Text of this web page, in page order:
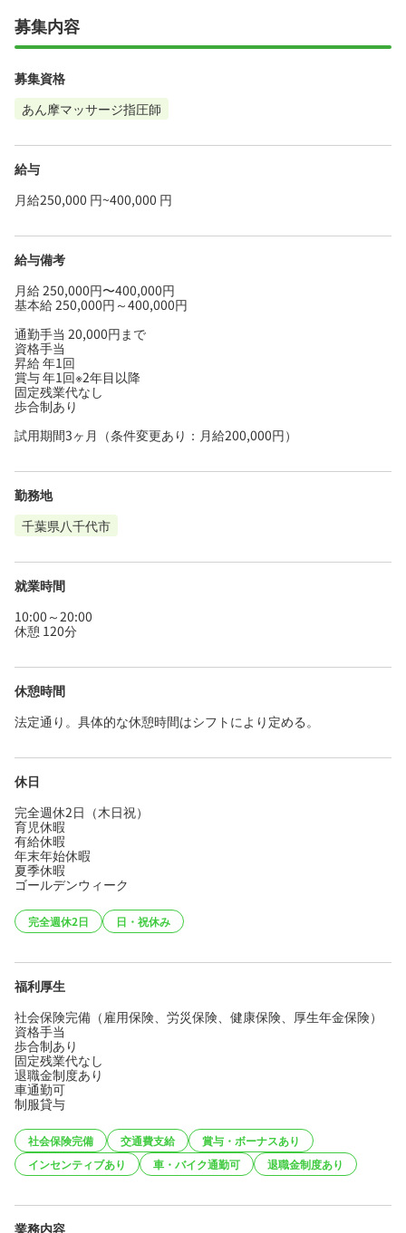
募集内容
募集資格
あん摩マッサージ指圧師
給与
月給250,000 円~400,000 円
給与備考
月給 250,000円〜400,000円
基本給 250,000円～400,000円
通勤手当 20,000円まで
資格手当
昇給 年1回
賞与 年1回※2年目以降
固定残業代なし
歩合制あり
試用期間3ヶ月（条件変更あり：月給200,000円）
勤務地
千葉県八千代市
就業時間
10:00～20:00
休憩 120分
休憩時間
法定通り。具体的な休憩時間はシフトにより定める。
休日
完全週休2日（木日祝）
育児休暇
有給休暇
年末年始休暇
夏季休暇
ゴールデンウィーク
完全週休2日 日・祝休み
福利厚生
社会保険完備（雇用保険、労災保険、健康保険、厚生年金保険）
資格手当
歩合制あり
固定残業代なし
退職金制度あり
車通勤可
制服貸与
社会保険完備 交通費支給
賞与・ボーナスあり
インセンティブあり
車・バイク通勤可 退職金制度あり
業務内容